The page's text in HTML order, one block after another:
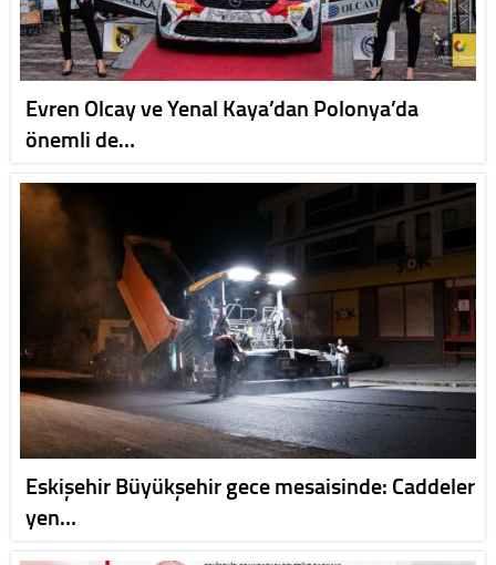
Evren Olcay ve Yenal Kaya’dan Polonya’da
önemli de…
Eskişehir Büyükşehir gece mesaisinde: Caddeler
yen…